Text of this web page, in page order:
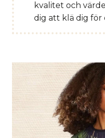
kvalitet och
dig att klä dig för